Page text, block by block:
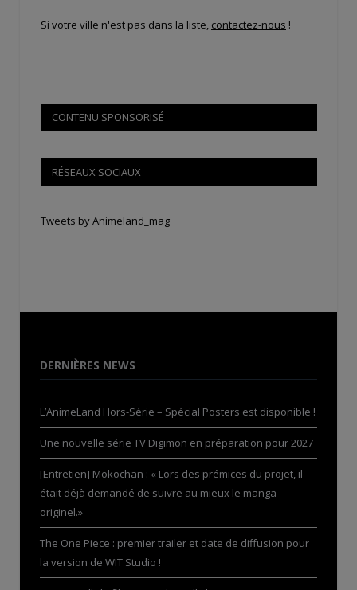
Si votre ville n'est pas dans la liste, contactez-nous !
CONTENU SPONSORISÉ
RÉSEAUX SOCIAUX
Tweets by Animeland_mag
DERNIÈRES NEWS
L’AnimeLand Hors-Série – Spécial Posters est disponible !
Une nouvelle série TV Digimon en préparation pour 2027
[Entretien] Mokochan : « Lors des prémices du projet, il
était déjà demandé de suivre au mieux le manga
originel.»
The One Piece : premier trailer et date de diffusion pour
la version de WIT Studio !